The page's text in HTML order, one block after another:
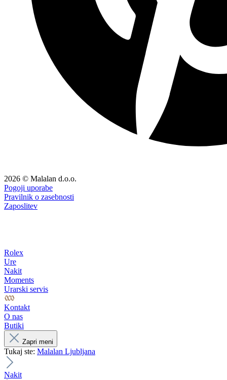
2026 © Malalan d.o.o.
Pogoji uporabe
Pravilnik o zasebnosti
Zaposlitev
Rolex
Ure
Nakit
Moments
Urarski servis
Kontakt
O nas
Butiki
Zapri meni
Tukaj ste: Malalan Ljubljana
Nakit